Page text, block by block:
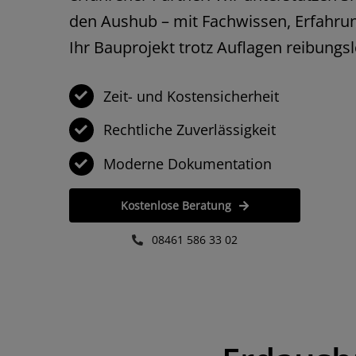
den Aushub – mit Fachwissen,
Ihr Bauprojekt trotz Auflagen
Zeit- und Kosten­sicherheit
Rechtliche Zuverlässigkeit
Moderne Dokumentation
Kostenlose Beratung
08461 586 33 02
Herr
unser
sehr gut
hilfreich,